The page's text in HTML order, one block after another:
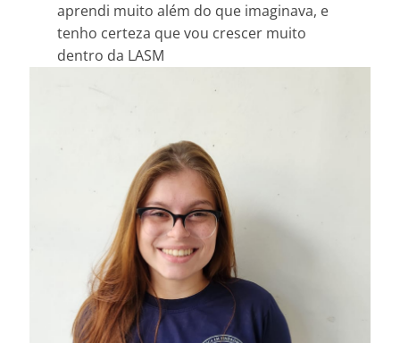
aprendi muito além do que imaginava, e
tenho certeza que vou crescer muito
dentro da LASM